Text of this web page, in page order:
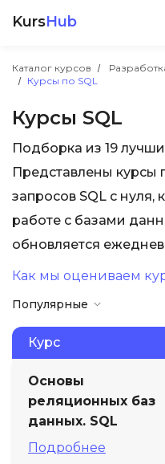
KursHub
Каталог курсов
Курсы по SQL
Курсы SQL
Подборка из 19
Представлены курсы
запросов SQL с нуля,
работе с базами
обновляется
Как мы оцениваем
Популярные
Курс
Основы
реляционных баз
данных. SQL
Подробнее
Разработка
Маркетинг
Аналитика
Менеджмент
Иностранные
Soft Skills